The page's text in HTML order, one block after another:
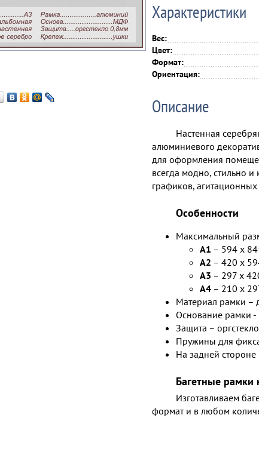
Характеристики
Вес:
Цвет:
Формат:
Ориентация:
Описание
Настенная
алюминиевого
для оформления
всегда модно, стильно
графиков,
Особенности
Максимальный
А1 – 594 х
А2 – 420 х
А3 – 297 х
А4 – 210 х
Материал рамки –
Основание рамки
Защита –
Пружины для
На задней
Багетные рамки
Изготавливаем
формат и в любом